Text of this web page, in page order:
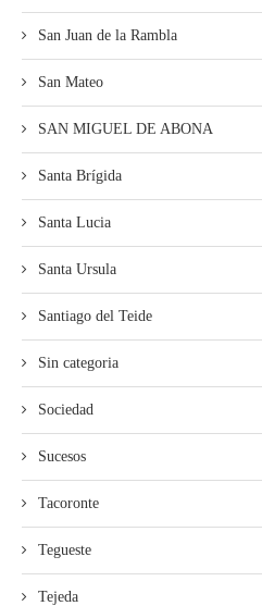
San Juan de la Rambla
San Mateo
SAN MIGUEL DE ABONA
Santa Brígida
Santa Lucia
Santa Ursula
Santiago del Teide
Sin categoria
Sociedad
Sucesos
Tacoronte
Tegueste
Tejeda